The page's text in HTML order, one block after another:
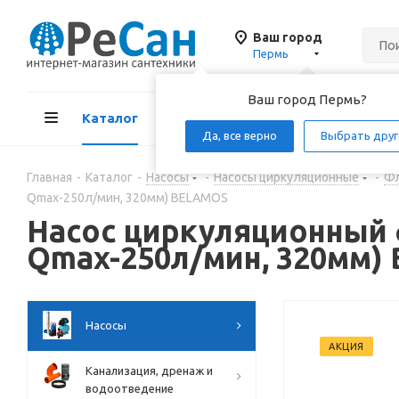
Ваш город
Пермь
Ваш город Пермь?
Да, все верно Выбрать
Каталог Акции
Главная - Каталог - Насосы - Насосы циркуляционные -
Qmax-250л/мин, 320мм) BELAMOS
Насос циркуляционный
Qmax-250л/мин, 320мм)
АКЦИЯ
Насосы
Канализация, дренаж и
водоотведение